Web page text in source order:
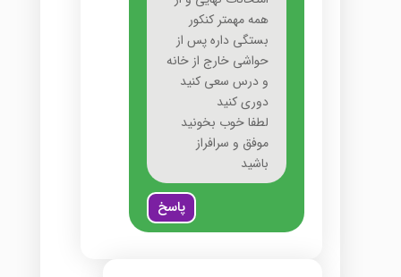
همه مهمتر کنکور
بستگى داره پس از
حواشى خارج از خانه
و درس سعى کنيد
دورى کنيد
لطفا خوب بخونيد
موفق و سرافراز
باشيد
پاسخ